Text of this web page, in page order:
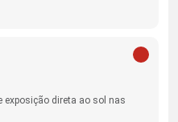
exposição direta ao sol nas